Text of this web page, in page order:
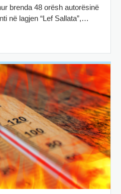
brenda 48 orësh autorësinë
në lagjen “Lef Sallata”,…